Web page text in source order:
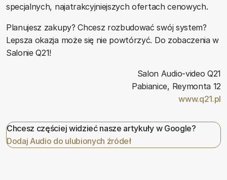
specjalnych, najatrakcyjniejszych ofertach cenowych.
Planujesz zakupy? Chcesz rozbudować swój system?
Lepsza okazja może się nie powtórzyć. Do zobaczenia w
Salonie Q21!
Salon Audio-video Q21
Pabianice, Reymonta 12
www.q21.pl
Chcesz częściej widzieć nasze artykuły w Google?
Dodaj Audio do ulubionych źródeł